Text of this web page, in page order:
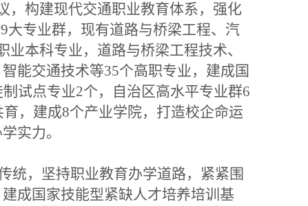
，构建现代交通职业教育体系，强化
大专业群，现有道路与桥梁工程、汽
本科专业，道路与桥梁工程技术、
能交通技术等35个高职专业，建成国
试点专业2个，自治区高水平专业群6
，建成8个产业学院，打造校企命运
实力。
统，坚持职业教育办学道路，紧紧围
成国家技能型紧缺人才培养培训基